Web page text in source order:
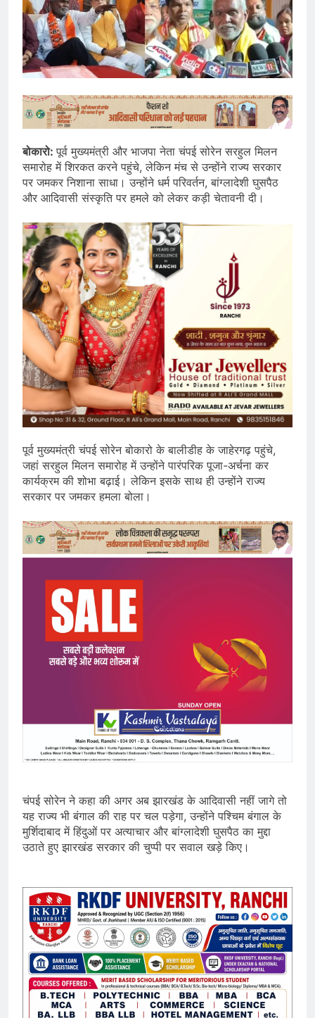
बोकारो:पूर्व मुख्यमंत्री और भाजपा नेता चंपई सोरेन सरहुल मिलन
समारोह में शिरकत करने पहुंचे, लेकिन मंच से उन्होंने राज्य सरकार
पर जमकर निशाना साधा। उन्होंने धर्म परिवर्तन, बांग्लादेशी घुसपैठ
और आदिवासी संस्कृति पर हमले को लेकर कड़ी चेतावनी दी।
पूर्व मुख्यमंत्री चंपई सोरेन बोकारो के बालीडीह के जाहेरगढ़ पहुंचे,
जहां सरहुल मिलन समारोह में उन्होंने पारंपरिक पूजा-अर्चना कर
कार्यक्रम की शोभा बढ़ाई। लेकिन इसके साथ ही उन्होंने राज्य
सरकार पर जमकर हमला बोला।
चंपई सोरेन ने कहा की अगर अब झारखंड के आदिवासी नहीं जागे तो
यह राज्य भी बंगाल की राह पर चल पड़ेगा, उन्होंने पश्चिम बंगाल के
मुर्शिदाबाद में हिंदुओं पर अत्याचार और बांग्लादेशी घुसपैठ का मुद्दा
उठाते हुए झारखंड सरकार की चुप्पी पर सवाल खड़े किए।